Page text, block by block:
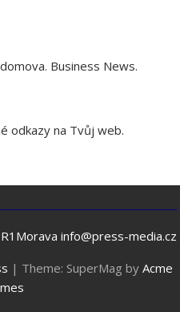
Business News.
odkazy na Tvůj web.
info@press-media.cz
| Theme: SuperMag by Acme